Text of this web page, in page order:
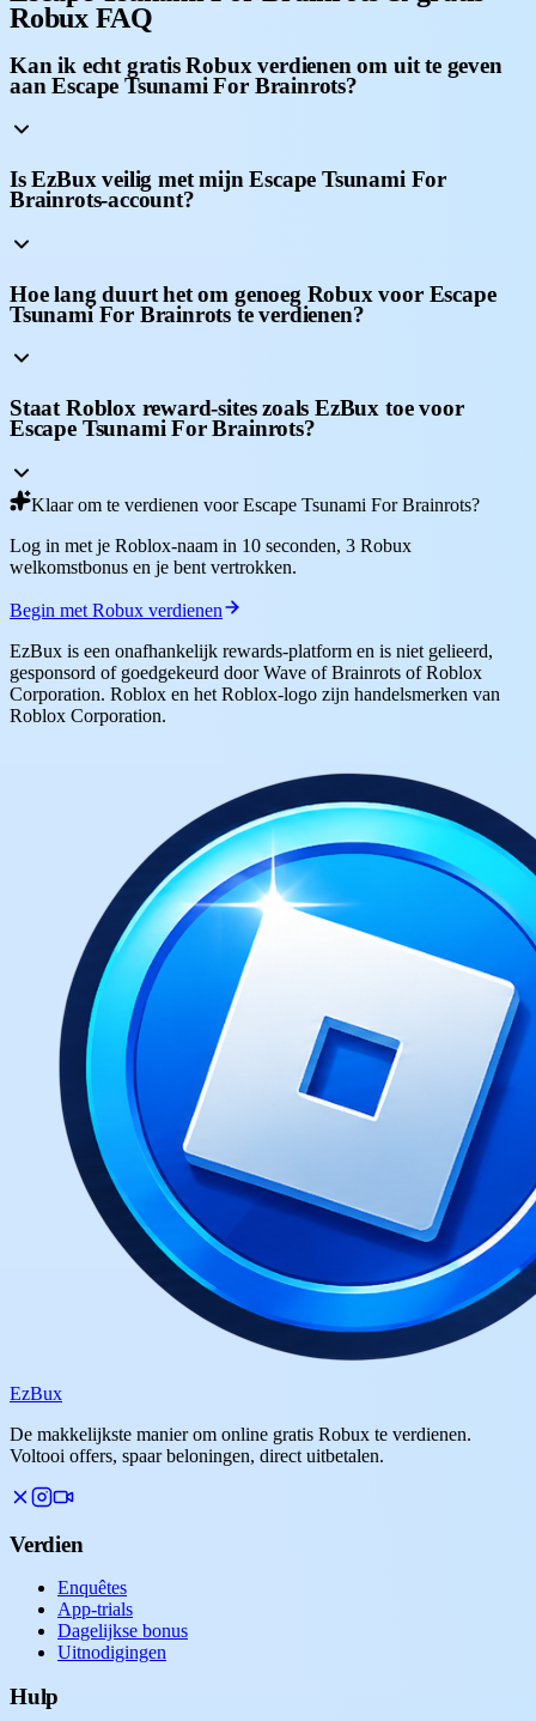
Robux FAQ
Kan ik echt gratis Robux verdienen om uit te geven
aan Escape Tsunami For Brainrots?
Is EzBux veilig met mijn Escape Tsunami For
Brainrots-account?
Hoe lang duurt het om genoeg Robux voor Escape
Tsunami For Brainrots te verdienen?
Staat Roblox reward-sites zoals EzBux toe voor
Escape Tsunami For Brainrots?
Klaar om te verdienen voor Escape Tsunami For Brainrots?
Log in met je Roblox-naam in 10 seconden, 3 Robux
welkomstbonus en je bent vertrokken.
Begin met Robux verdienen
EzBux is een onafhankelijk rewards-platform en is niet gelieerd,
gesponsord of goedgekeurd door Wave of Brainrots of Roblox
Corporation. Roblox en het Roblox-logo zijn handelsmerken van
Roblox Corporation.
EzBux
De makkelijkste manier om online gratis Robux te verdienen.
Voltooi offers, spaar beloningen, direct uitbetalen.
Verdien
Enquêtes
App-trials
Dagelijkse bonus
Uitnodigingen
Hulp